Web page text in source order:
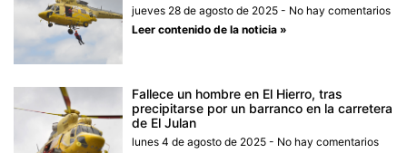
jueves 28 de agosto de 2025
No hay comentarios
Leer contenido de la noticia »
Fallece un hombre en El Hierro, tras
precipitarse por un barranco en la carretera
de El Julan
lunes 4 de agosto de 2025
No hay comentarios